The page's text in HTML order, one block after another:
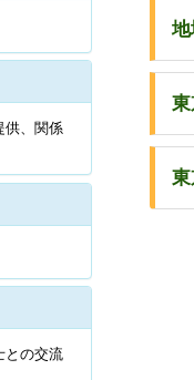
供、関係
との交流